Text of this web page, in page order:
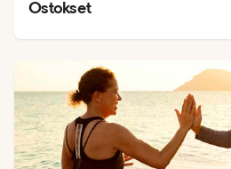
Ostokset